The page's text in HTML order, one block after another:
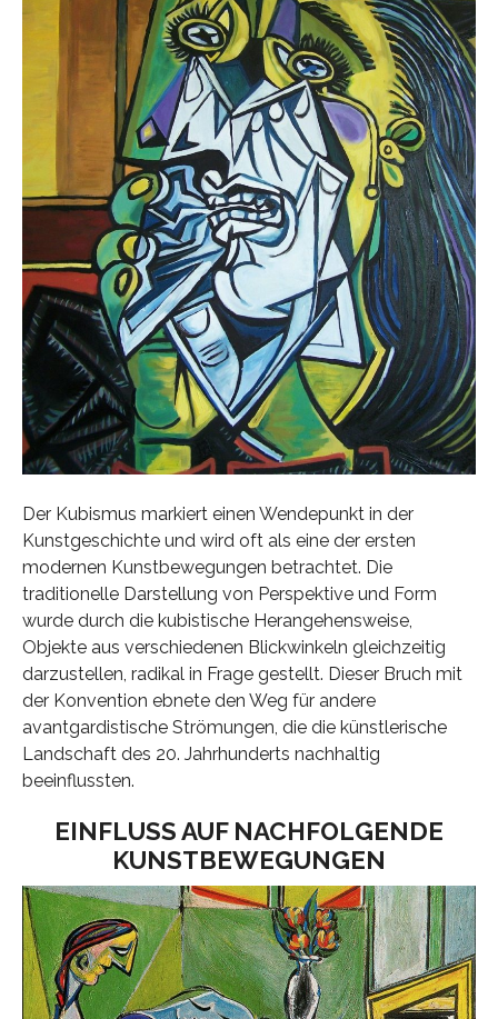
Der Kubismus markiert einen Wendepunkt in der
Kunstgeschichte und wird oft als eine der ersten
modernen Kunstbewegungen betrachtet. Die
traditionelle Darstellung von Perspektive und Form
wurde durch die kubistische Herangehensweise,
Objekte aus verschiedenen Blickwinkeln gleichzeitig
darzustellen, radikal in Frage gestellt. Dieser Bruch mit
der Konvention ebnete den Weg für andere
avantgardistische Strömungen, die die künstlerische
Landschaft des 20. Jahrhunderts nachhaltig
beeinflussten.
EINFLUSS AUF NACHFOLGENDE
KUNSTBEWEGUNGEN